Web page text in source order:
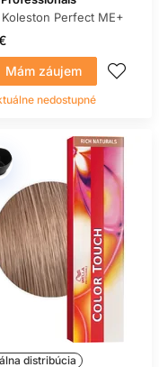
Koleston Perfect ME+
Mám záujem
nedostupné
distribúcia